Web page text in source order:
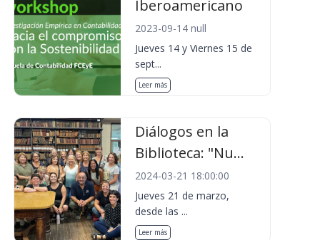
Iberoamericano
2023-09-14 null
Jueves 14 y Viernes 15 de
sept...
Leer más
Diálogos en la
Biblioteca: "Nu...
2024-03-21 18:00:00
Jueves 21 de marzo,
desde las ...
Leer más